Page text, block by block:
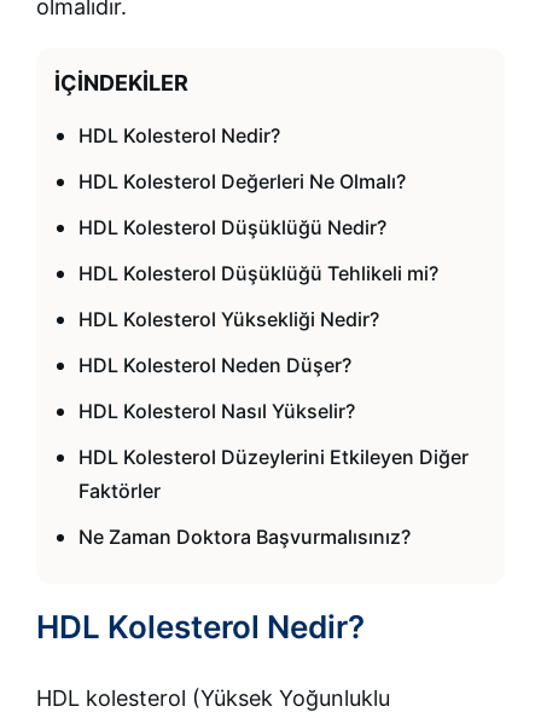
olmalıdır.
İÇINDEKILER
HDL Kolesterol Nedir?
HDL Kolesterol Değerleri Ne Olmalı?
HDL Kolesterol Düşüklüğü Nedir?
HDL Kolesterol Düşüklüğü Tehlikeli mi?
HDL Kolesterol Yüksekliği Nedir?
HDL Kolesterol Neden Düşer?
HDL Kolesterol Nasıl Yükselir?
HDL Kolesterol Düzeylerini Etkileyen Diğer
Faktörler
Ne Zaman Doktora Başvurmalısınız?
HDL Kolesterol Nedir?
HDL kolesterol (Yüksek Yoğunluklu